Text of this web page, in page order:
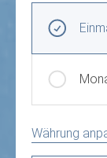
Währung